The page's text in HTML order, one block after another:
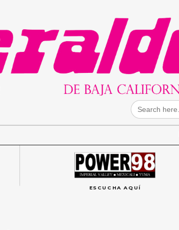
Search
for:
ESCUCHA AQUÍ